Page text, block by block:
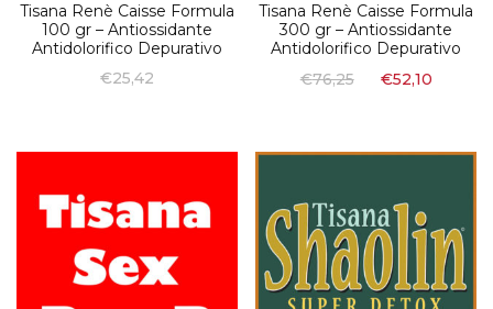
Tisana Renè Caisse Formula
100 gr – Antiossidante
Antidolorifico Depurativo
€25,42
Tisana Renè Caisse Formula
300 gr – Antiossidante
Antidolorifico Depurativo
€76,25 €52,10